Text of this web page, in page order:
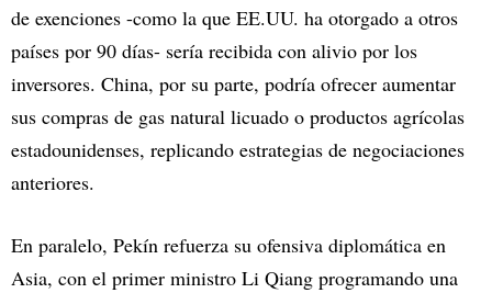
de exenciones -como la que EE.UU. ha otorgado a otros
países por 90 días- sería recibida con alivio por los
inversores. China, por su parte, podría ofrecer aumentar
sus compras de gas natural licuado o productos agrícolas
estadounidenses, replicando estrategias de negociaciones
anteriores.
En paralelo, Pekín refuerza su ofensiva diplomática en
Asia, con el primer ministro Li Qiang programando una